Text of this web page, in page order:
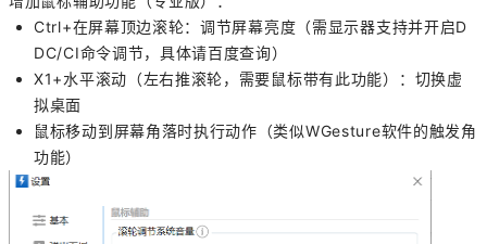
Ctrl+在屏幕顶边滚轮：调节屏幕亮度（需显示器支持并开启D
DC/CI命令调节，具体请百度查询）
X1+水平滚动（左右推滚轮，需要鼠标带有此功能）：切换虚
拟桌面
鼠标移动到屏幕角落时执行动作（类似WGesture软件的触发角
功能）